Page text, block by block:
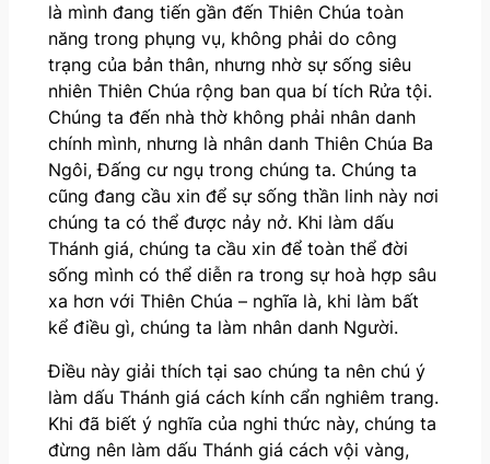
là mình đang tiến gần đến Thiên Chúa toàn
năng trong phụng vụ, không phải do công
trạng của bản thân, nhưng nhờ sự sống siêu
nhiên Thiên Chúa rộng ban qua bí tích Rửa tội.
Chúng ta đến nhà thờ không phải nhân danh
chính mình, nhưng là nhân danh Thiên Chúa Ba
Ngôi, Đấng cư ngụ trong chúng ta. Chúng ta
cũng đang cầu xin để sự sống thần linh này nơi
chúng ta có thể được nảy nở. Khi làm dấu
Thánh giá, chúng ta cầu xin để toàn thể đời
sống mình có thể diễn ra trong sự hoà hợp sâu
xa hơn với Thiên Chúa – nghĩa là, khi làm bất
kể điều gì, chúng ta làm nhân danh Người.
Điều này giải thích tại sao chúng ta nên chú ý
làm dấu Thánh giá cách kính cẩn nghiêm trang.
Khi đã biết ý nghĩa của nghi thức này, chúng ta
đừng nên làm dấu Thánh giá cách vội vàng,